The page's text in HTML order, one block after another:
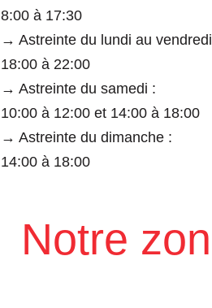
8:00 à 17:30
→ Astreinte du lundi au
18:00 à 22:00
→ Astreinte du samedi :
10:00 à 12:00 et 14:00 à 18:00
→ Astreinte du dimanche :
14:00 à 18:00
Notre